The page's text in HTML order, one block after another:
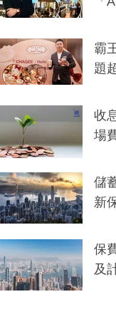
分
霸
題
y及
收
場
儲
新
保
及